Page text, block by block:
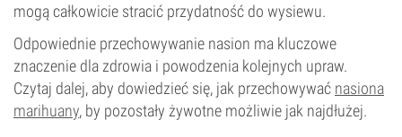
mogą całkowicie stracić przydatność do wysiewu.
Odpowiednie przechowywanie nasion ma kluczowe
znaczenie dla zdrowia i powodzenia kolejnych upraw.
Czytaj dalej, aby dowiedzieć się, jak przechowywać nasiona
marihuany, by pozostały żywotne możliwie jak najdłużej.